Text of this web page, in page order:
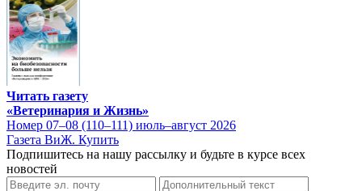
Читать газету
«Ветеринария и Жизнь»
Номер 07–08 (110–111) июль–август 2026
Газета ВиЖ. Купить
Подпишитесь на нашу рассылку и будьте в курсе всех
новостей